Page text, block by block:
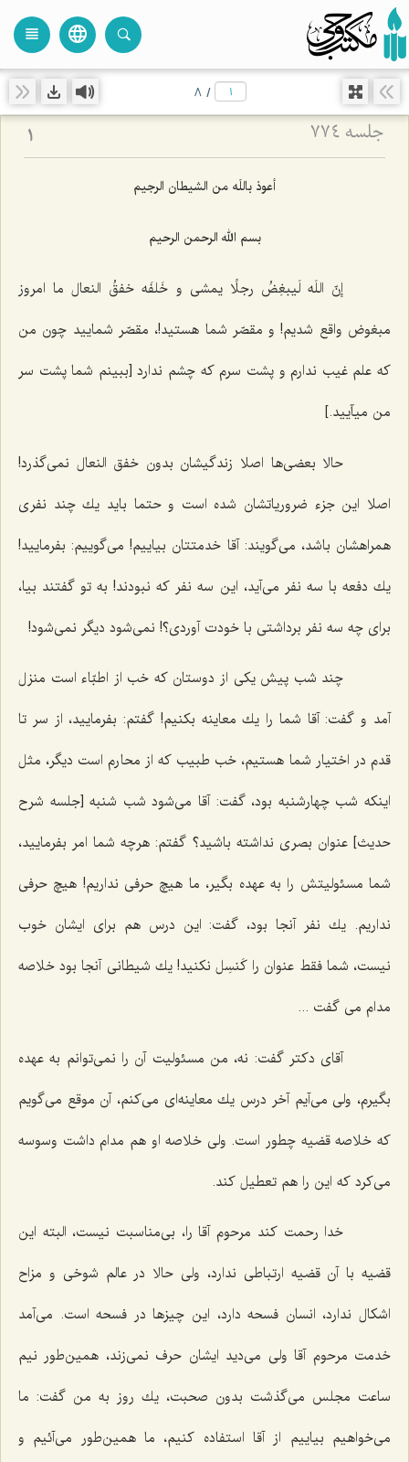
language
view_headline
/
8
جلسه ۷۷۴ 1
أعوذ باللَه من الشیطان الرجیم
بسم الله الرحمن الرحیم
إنّ اللَه لَیبغِضُ رجلًا یمشی و خَلفَه خفقُ النعال ما امروز
مبغوض واقع شدیم! و مقصّر شما هستید!، مقصّر شمایید چون من
كه علم غیب ندارم و پشت سرم كه چشم ندارد [ببینم شما پشت سر
من میآیید.]
حالا بعضی‌ها اصلا زندگیشان بدون خفق النعال نمی‌گذرد!
اصلا این جزء ضروریاتشان شده است و حتما باید یك چند نفری
همراهشان باشد، می‌گویند: آقا خدمتتان بیاییم! می‌گوییم: بفرمایید!
یك دفعه با سه نفر می‌آید، این سه نفر كه نبودند! به تو گفتند بیا،
برای چه سه نفر برداشتی با خودت آوردی؟! نمی‌شود دیگر نمی‌شود!
چند شب پیش یكی از دوستان كه خب از اطبّاء است منزل
آمد و گفت: آقا شما را یك معاینه بكنیم! گفتم: بفرمایید، از سر تا
قدم در اختیار شما هستیم، خب طبیب كه از محارم است دیگر، مثل
اینكه شب چهارشنبه بود، گفت: آقا می‌شود شب شنبه [جلسه شرح
حدیث‌] عنوان بصری نداشته باشید؟ گفتم: هرچه شما امر بفرمایید،
شما مسئولیتش را به عهده بگیر، ما هیچ حرفی نداریم! هیچ حرفی
نداریم. یك نفر آنجا بود، گفت: این درس هم برای ایشان خوب
نیست، شما فقط عنوان را كَنسِل نكنید! یك شیطانی آنجا بود خلاصه
مدام می گفت ...
آقای دكتر گفت: نه، من مسئولیت آن را نمی‌توانم به عهده
بگیرم، ولی می‌آیم آخر درس یك معاینه‌ای می‌كنم، آن موقع می‌گویم
كه خلاصه قضیه چطور است. ولی خلاصه او هم مدام داشت وسوسه
می‌كرد كه این را هم تعطیل كند.
خدا رحمت كند مرحوم آقا را، بی‌مناسبت نیست، البته این
قضیه با آن قضیه ارتباطی ندارد، ولی حالا در عالم شوخی و مزاح
اشكال ندارد، انسان فسحه دارد، این چیزها در فسحه است. می‌آمد
خدمت مرحوم آقا ولی می‌دید ایشان حرف نمی‌زند، همین‌طور نیم
ساعت مجلس می‌گذشت بدون صحبت، یك روز به من گفت: ما
می‌خواهیم بیاییم از آقا استفاده كنیم، ما همین‌طور می‌آئیم و